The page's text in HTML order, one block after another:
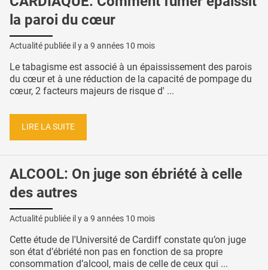
la paroi du cœur
Actualité publiée il y a 9 années 10 mois
Le tabagisme est associé à un épaississement des parois
du cœur et à une réduction de la capacité de pompage du
cœur, 2 facteurs majeurs de risque d' ...
LIRE LA SUITE
ALCOOL: On juge son ébriété à celle
des autres
Actualité publiée il y a 9 années 10 mois
Cette étude de l'Université de Cardiff constate qu’on juge
son état d’ébriété non pas en fonction de sa propre
consommation d’alcool, mais de celle de ceux qui ...